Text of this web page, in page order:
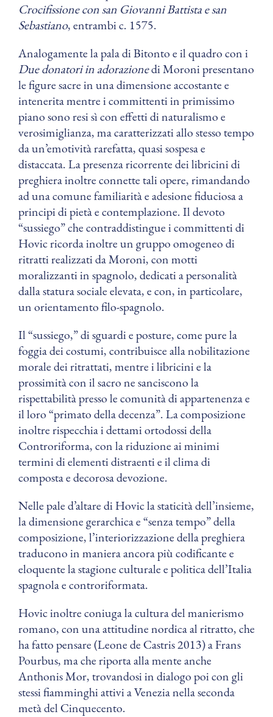
Crocifissione con san Giovanni Battista e san
Sebastiano, entrambi c. 1575.
Analogamente la pala di Bitonto e il quadro con i
Due donatori in adorazionedi Moroni presentano
le figure sacre in una dimensione accostante e
intenerita mentre i committenti in primissimo
piano sono resi sì con effetti di naturalismo e
verosimiglianza, ma caratterizzati allo stesso tempo
da un’emotività rarefatta, quasi sospesa e
distaccata. La presenza ricorrente dei libricini di
preghiera inoltre connette tali opere, rimandando
ad una comune familiarità e adesione fiduciosa a
principi di pietà e contemplazione. Il devoto
“sussiego” che contraddistingue i committenti di
Hovic ricorda inoltre un gruppo omogeneo di
ritratti realizzati da Moroni, con motti
moralizzanti in spagnolo, dedicati a personalità
dalla statura sociale elevata, e con, in particolare,
un orientamento filo-spagnolo.
Il “sussiego,” di sguardi e posture, come pure la
foggia dei costumi, contribuisce alla nobilitazione
morale dei ritrattati, mentre i libricini e la
prossimità con il sacro ne sanciscono la
rispettabilità presso le comunità di appartenenza e
il loro “primato della decenza”. La composizione
inoltre rispecchia i dettami ortodossi della
Controriforma, con la riduzione ai minimi
termini di elementi distraenti e il clima di
composta e decorosa devozione.
Nelle pale d’altare di Hovic la staticità dell’insieme,
la dimensione gerarchica e “senza tempo” della
composizione, l’interiorizzazione della preghiera
traducono in maniera ancora più codificante e
eloquente la stagione culturale e politica dell’Italia
spagnola e controriformata.
Hovic inoltre coniuga la cultura del manierismo
romano, con una attitudine nordica al ritratto, che
ha fatto pensare (Leone de Castris 2013) a Frans
Pourbus, ma che riporta alla mente anche
Anthonis Mor, trovandosi in dialogo poi con gli
stessi fiamminghi attivi a Venezia nella seconda
metà del Cinquecento.